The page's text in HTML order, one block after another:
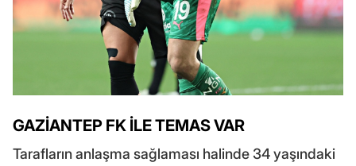
GAZİANTEP FK İLE TEMAS VAR
Tarafların anlaşma sağlaması halinde 34 yaşındaki